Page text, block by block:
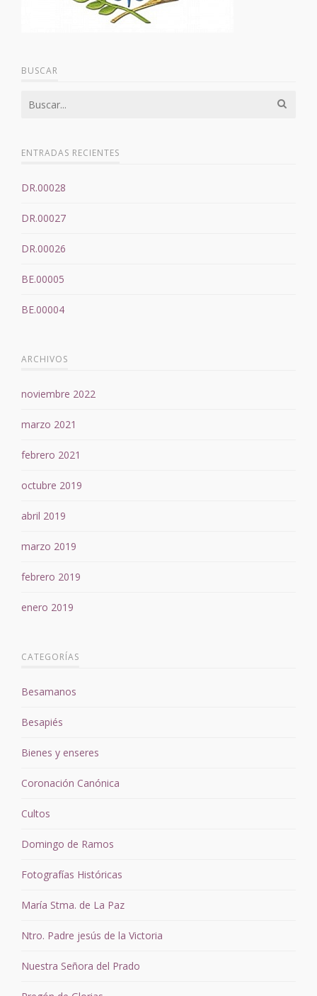
BUSCAR
ENTRADAS RECIENTES
DR.00028
DR.00027
DR.00026
BE.00005
BE.00004
ARCHIVOS
noviembre 2022
marzo 2021
febrero 2021
octubre 2019
abril 2019
marzo 2019
febrero 2019
enero 2019
CATEGORÍAS
Besamanos
Besapiés
Bienes y enseres
Coronación Canónica
Cultos
Domingo de Ramos
Fotografías Históricas
María Stma. de La Paz
Ntro. Padre jesús de la Victoria
Nuestra Señora del Prado